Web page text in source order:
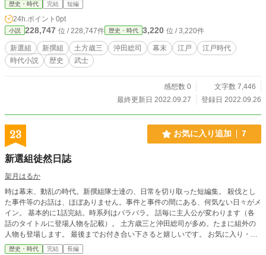
歴史・時代 完結 短編
24h.ポイント 0pt
小説 228,747 位 / 228,747件 歴史・時代 3,220 位 / 3,220件
新選組 新撰組 土方歳三 沖田総司 幕末 江戸
江戸時代
時代小説
歴史 武士
感想数 0
文字数 7,446
最終更新日 2022.09.27
登録日 2022.09.26
23 お気に入り追加 7
新選組徒然日誌
架月はるか
時は幕末、動乱の時代。新撰組隊士達の、日常を切り取った短編集。 殺伐とし
た事件等のお話は、ほぼありません。事件と事件の間にある、何気ない日々がメ
イン。 基本的に1話完結。時系列はバラバラ。 話毎に主人公が変わります（各
話のタイトルに登場人物を記載）。 土方歳三と沖田総司が多め。たまに組外の
人物も登場します。 最後までお付き合い下さると嬉しいです。 お気に入り・感
想等頂けましたら、励みになります。 よろしくお願い致します。
歴史・時代 完結 長編